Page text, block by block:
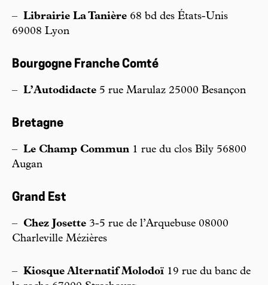
– Librairie La Tanière 68 bd des États-Unis
69008 Lyon
Bourgogne Franche Comté
– L’Autodidacte 5 rue Marulaz 25000 Besançon
Bretagne
– Le Champ Commun 1 rue du clos Bily 56800
Augan
Grand Est
– Chez Josette 3-5 rue de l’Arquebuse 08000
Charleville Mézières
– Kiosque Alternatif Molodoï 19 rue du banc de